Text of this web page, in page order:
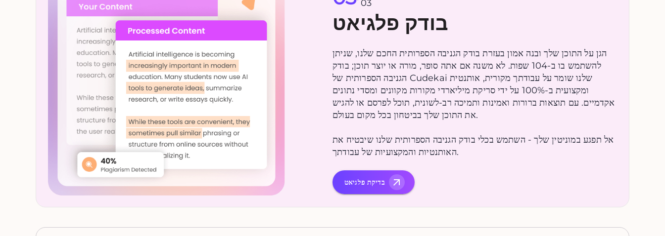
03
בודק פלגיאט
הגן על התוכן שלך ובנה אמון בעזרת בודק הגניבה הספרותית החכם שלנו, שניתן
להשתמש בו ב-104 שפות. לא משנה אם אתה סופר, מורה או יוצר תוכן; בודק
הגניבה הספרותית של Cudekai שלנו שומר על עבודתך מקורית, אותנטית
ומקצועית ב-100% על ידי סריקת מיליארדי מקורות מקוונים ומסדי נתונים
אקדמיים. עם תוצאות ברורות ואמינות ותמיכה רב-לשונית, תוכל לפרסם או להגיש
את התוכן שלך בביטחון בכל מקום בעולם.
אל תפגע במוניטין שלך - השתמש בכלי בודק הגניבה הספרותית שלנו שיבטיח את
האותנטיות והמקצועיות של עבודתך.
בדיקת פלגיאט